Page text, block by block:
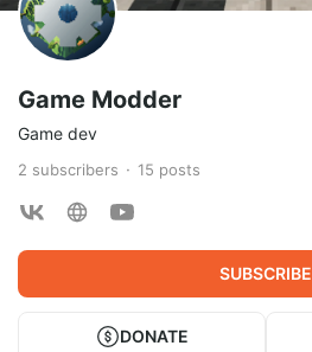
Game Modder
Game dev
2 subscribers 15 posts
SUBSCRIBE
DONATE